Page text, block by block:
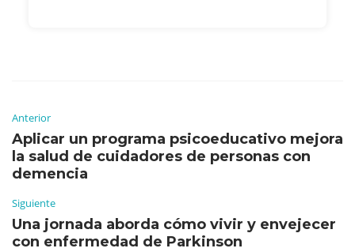
Anterior
Aplicar un programa psicoeducativo mejora
la salud de cuidadores de personas con
demencia
Siguiente
Una jornada aborda cómo vivir y envejecer
con enfermedad de Parkinson